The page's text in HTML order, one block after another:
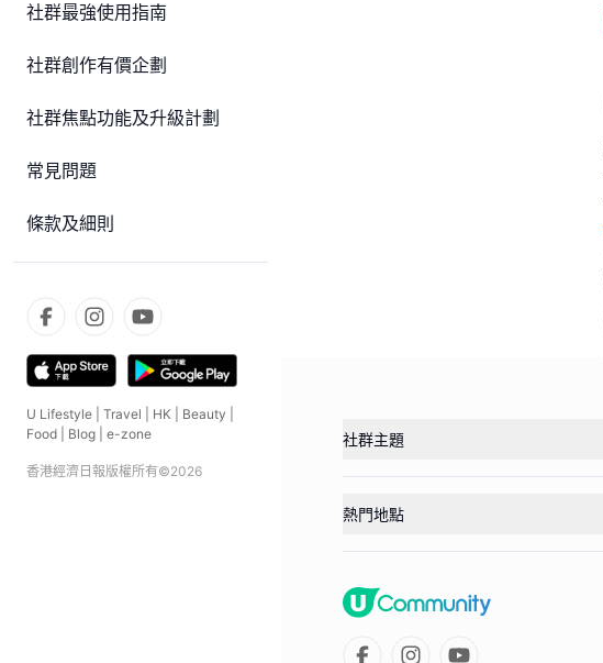
社群最強使用指南
社群創作有價企劃
社群焦點功能及升級計劃
常見問題
條款及細則
U Lifestyle Travel HK Beauty
Food
Blog e-zone
香港經濟日報版權所有©2026
社群主題
熱門地點